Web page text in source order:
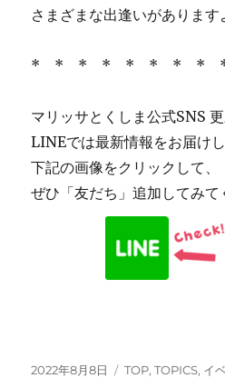
さまざまな出逢いがあります
* * * * * * * *
マリッサとくしま公式SNS 更
LINEでは最新情報をお届けし
下記の画像をクリックして、
ぜひ「友だち」追加してみて
投
2022年8月8日
カ
TOP,TOPICS, イ